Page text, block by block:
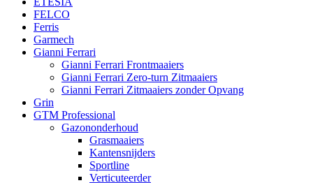
FELCO
Ferris
Garmech
Gianni Ferrari
Gianni Ferrari Frontmaaiers
Gianni Ferrari Zero-turn Zitmaaiers
Gianni Ferrari Zitmaaiers zonder Opvang
Grin
GTM Professional
Gazononderhoud
Grasmaaiers
Kantensnijders
Sportline
Verticuteerder